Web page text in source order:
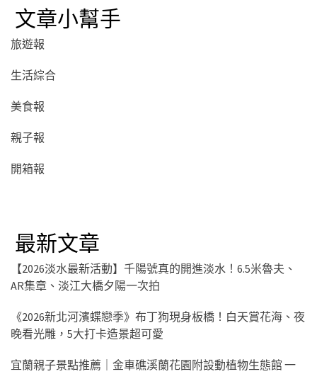
文章小幫手
旅遊報
生活綜合
美食報
親子報
開箱報
最新文章
【2026淡水最新活動】千陽號真的開進淡水！6.5米魯夫、
AR集章、淡江大橋夕陽一次拍
《2026新北河濱蝶戀季》布丁狗現身板橋！白天賞花海、夜
晚看光雕，5大打卡造景超可愛
宜蘭親子景點推薦｜金車礁溪蘭花園附設動植物生態館 一